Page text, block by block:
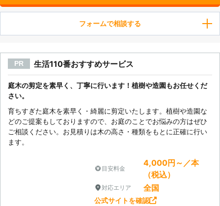
フォームで相談する
PR 生活110番おすすめサービス
庭木の剪定を素早く、丁寧に行います！植樹や造園もお任せくだ
さい。
育ちすぎた庭木を素早く・綺麗に剪定いたします。植樹や造園な
どのご提案もしておりますので、お庭のことでお悩みの方はぜひ
ご相談ください。お見積りは木の高さ・種類をもとに正確に行い
ます。
目安料金
4,000円～／本
（税込）
対応エリア 全国
公式サイトを確認